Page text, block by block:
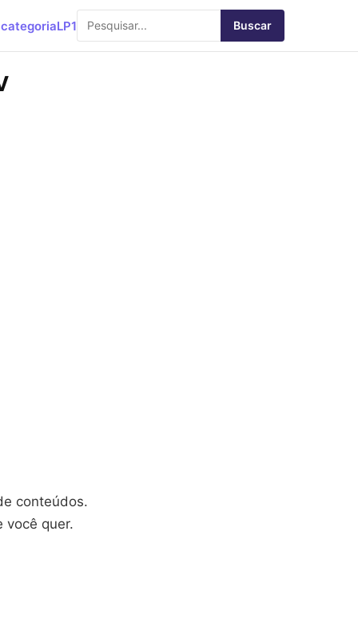
LP1 Buscar
conteúdos.
você quer.